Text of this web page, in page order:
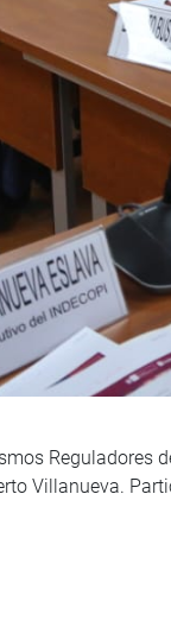
Reguladores
Villanueva.